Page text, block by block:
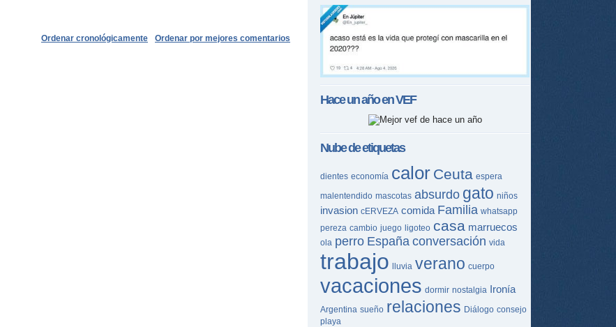
Ordenar por mejores comentarios
Ordenar cronológicamente
Hace un año enVEF
Nube de etiquetas
dientes economía calor Ceuta espera
malentendido mascotas absurdo gato niños
invasion cERVEZA comida Familia whatsapp
pereza cambio juego ligoteo casa marruecos
ola perro España conversación vida
trabajo lluvia verano cuerpo
vacaciones dormir nostalgia Ironía
Argentina sueño relaciones Diálogo consejo
playa